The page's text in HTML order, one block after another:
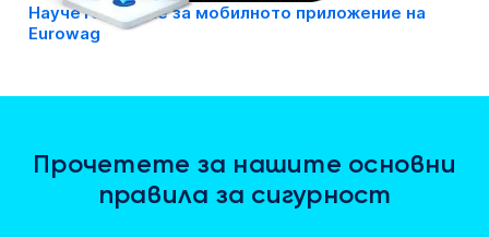
Научете повече за мобилното приложение на
Eurowag
Прочетете за нашите основни
правила за сигурност